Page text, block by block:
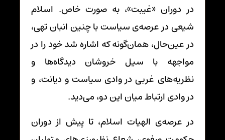
در دوران «غیبت»، به صورت خاص. اسلام
شیعی در عرصه‌ی سیاست با چنین انبان تهی،
در عین‌حال، همان‌گونه که اشاره شد خود را در
مواجهه با سیل خروشان دیدگاه‌ها و
نظریه‌های غربی در وادی سیاست و دیانت، و
در وادی ارتباط میان این دو، می‌دید.
در عرصه‌ی الهیات اسلام، تا پیش از دوران